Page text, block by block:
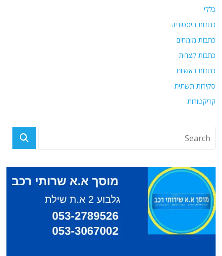
כללי
כתבות היסטוריה
כתבות מומחים
כתבות קצרות
כתבות ראשיות
סקירות תשתית
קריקטורות